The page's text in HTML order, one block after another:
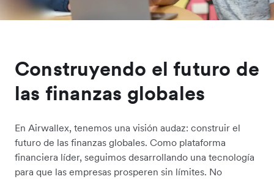
Construyendo el futuro de
las finanzas globales
En Airwallex, tenemos una visión audaz: construir el
futuro de las finanzas globales. Como plataforma
financiera líder, seguimos desarrollando una tecnología
para que las empresas prosperen sin límites. No